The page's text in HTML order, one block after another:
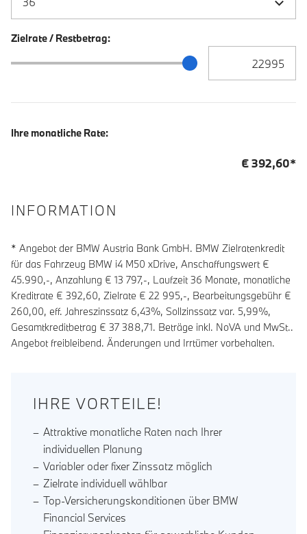
Zielrate / Restbetrag:
Zielrate / Restbetrag Schieberegler
Ihre monatliche Rate:
€392,60*
INFORMATION
* Angebot der BMW Austria Bank GmbH. BMW Zielratenkredit
für das Fahrzeug BMW i4 M50 xDrive, Anschaffungswert €
45.990,-, Anzahlung € 13 797,-, Laufzeit36 Monate, monatliche
Kreditrate € 392,60, Zielrate € 22 995,-, Bearbeitungsgebühr €
260,00, eff. Jahreszinssatz 6,43%, Sollzinssatz var. 5,99%,
Gesamtkreditbetrag € 37 388,71. Beträge inkl. NoVA und MwSt..
Angebot freibleibend. Änderungen und Irrtümer vorbehalten.
IHRE VORTEILE!
Attraktive monatliche Raten nach Ihrer
individuellen Planung
Variabler oder fixer Zinssatz möglich
Zielrate individuell wählbar
Top-Versicherungskonditionen über BMW
Financial Services